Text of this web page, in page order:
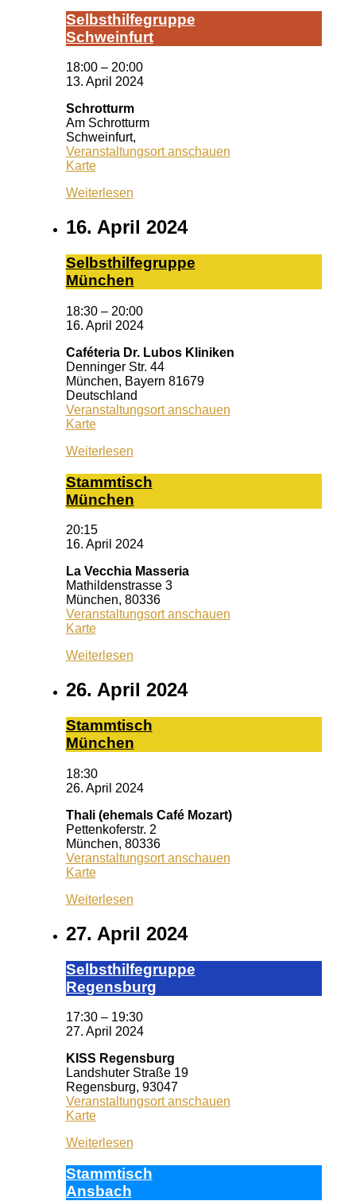
Selbst­hil­fe­grup­pe
Schwein­furt
18:00 – 20:00
13. April 2024
Schrotturm
Am Schrotturm
Schweinfurt,
Veranstaltungsort anschauen
KarteSchrotturm
Weiterlesen
16. April 2024
Selbst­hil­fe­grup­pe
Mün­chen
18:30 – 20:00
16. April 2024
Caféteria Dr. Lubos Kliniken
Denninger Str. 44
München, Bayern 81679
Deutschland
Veranstaltungsort anschauen
KarteCaféteria
Lubos
Weiterlesen
Stamm­tisch
Mün­chen
20:15
16. April 2024
La Vecchia Masseria
Mathildenstrasse 3
München, 80336
Veranstaltungsort anschauen
KarteLa
Masseria
Weiterlesen
26. April 2024
Stamm­tisch
Mün­chen
18:30
26. April 2024
Thali (ehemals Café Mozart)
Pettenkoferstr. 2
München, 80336
Veranstaltungsort anschauen
KarteThali
Café
Weiterlesen
27. April 2024
Selbst­hil­fe­grup­pe
Re­gens­burg
17:30 – 19:30
27. April 2024
KISS Regensburg
Landshuter Straße 19
Regensburg, 93047
Veranstaltungsort anschauen
KarteKISS
Weiterlesen
Stamm­tisch
Ans­bach